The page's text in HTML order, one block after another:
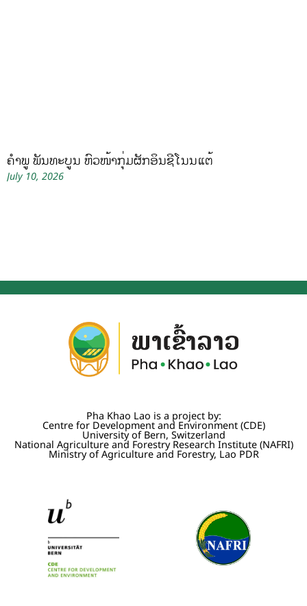
ຄໍາພູ ພັນທະບູນ ຫົວໜ້າກຸ່ມຜັກອິນຊີໂນນແຕ້
July 10, 2026
Pha Khao Lao is a project by:
Centre for Development and Environment (CDE)
University of Bern, Switzerland
National Agriculture and Forestry Research Institute (NAFRI)
Ministry of Agriculture and Forestry, Lao PDR